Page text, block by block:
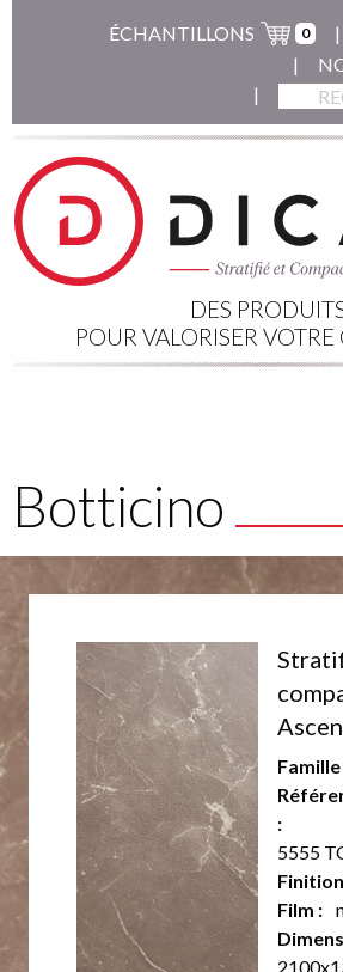
ÉCHANTILLONS 0
DES
POUR VALORISER VOTRE
are
hereBotticino
Décor
recto
Décor
Famille
:
5555
Film :